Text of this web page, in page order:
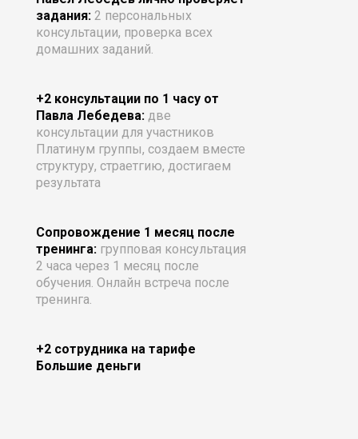
задания: 2 персональных
консультации, проверка всех
домашних заданий.
+2 консультации по 1 часу от
Павла Лебедева: две
консультации для участников
Платинум группы, создаем вместе
структуру, страетгию, достигаем
результата
Сопровождение 1 месяц после
тренинга: групповая консультация
2 часа через 1 месяц после
обучения. Онлайн встреча после
тренинга.
+2 сотрудника на тарифе
Большие деньги